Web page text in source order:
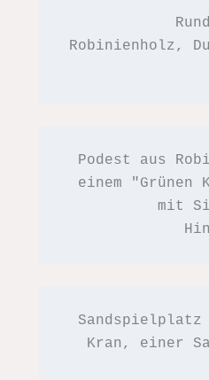
Robinienholz,
Podest aus
einem "Grünen
mit
Sandspielplatz
Kran, einer